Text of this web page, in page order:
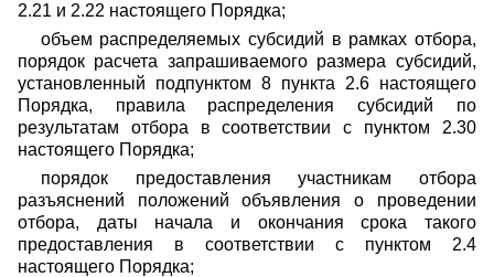
2.21 и 2.22 настоящего Порядка;
объем распределяемых субсидий в рамках отбора,
порядок расчета запрашиваемого размера субсидий,
установленный подпунктом 8 пункта 2.6 настоящего
Порядка, правила распределения субсидий по
результатам отбора в соответствии с пунктом 2.30
настоящего Порядка;
порядок предоставления участникам отбора
разъяснений положений объявления о проведении
отбора, даты начала и окончания срока такого
предоставления в соответствии с пунктом 2.4
настоящего Порядка;